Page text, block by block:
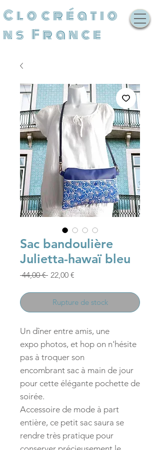
Clocréatio
ns France
Sac bandoulière
Julietta-hawaï bleu
44,00 € Prix
22,00 €
Rupture de stock
Un dîner entre amis, une
expo photos, et hop on n'hésite
pas à troquer son
encombrant sac à main de jour
pour cette élégante pochette de
soirée.
Accessoire de mode à part
entière, ce petit sac saura se
rendre très pratique pour